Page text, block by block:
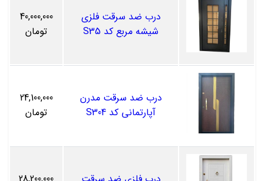
درب ضد سرقت فلزی
شیشه مربع کد S35
40,000,000
تومان
درب ضد سرقت مدرن
آپارتمانی کد S304
24,100,000
تومان